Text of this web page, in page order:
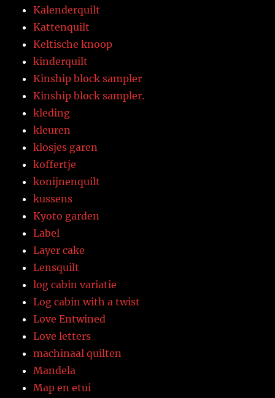
Kalenderquilt
Kattenquilt
Keltische knoop
kinderquilt
Kinship block sampler
Kinship block sampler.
kleding
kleuren
klosjes garen
koffertje
konijnenquilt
kussens
Kyoto garden
Label
Layer cake
Lensquilt
log cabin variatie
Log cabin with a twist
Love Entwined
Love letters
machinaal quilten
Mandela
Map en etui